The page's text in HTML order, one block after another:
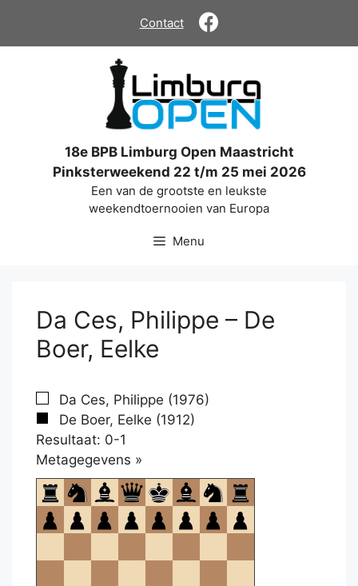
de
Contact
18e BPB Limburg Open Maastricht
Pinksterweekend 22 t/m 25 mei 2026
Een van de grootste en leukste
weekendtoernooien van Europa
Menu
Da Ces, Philippe – De
Boer, Eelke
Da Ces, Philippe (1976)
De Boer, Eelke (1912)
Resultaat: 0-1
Metagegevens »
om
te
openen.